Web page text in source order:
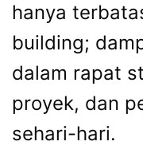
hanya
building;
dalam rapat
proyek, dan
sehari-hari.